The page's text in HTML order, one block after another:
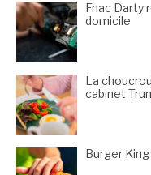
Fnac Darty
domicile
La
cabinet
Burger